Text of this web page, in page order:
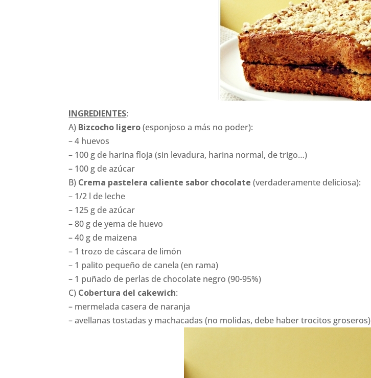
INGREDIENTES:
A) Bizcocho ligero(esponjoso a más no poder):
– 4 huevos
– 100 g de harina floja (sin levadura, harina normal, de trigo…)
– 100 g de azúcar
B) Crema pastelera caliente sabor chocolate (verdaderamente deliciosa):
– 1/2 l de leche
– 125 g de azúcar
– 80 g de yema de huevo
– 40 g de maizena
– 1 trozo de cáscara de limón
– 1 palito pequeño de canela (en rama)
– 1 puñado de perlas de chocolate negro (90-95%)
C) Cobertura del cakewich:
– mermelada casera de naranja
– avellanas tostadas y machacadas (no molidas, debe haber trocitos groseros)